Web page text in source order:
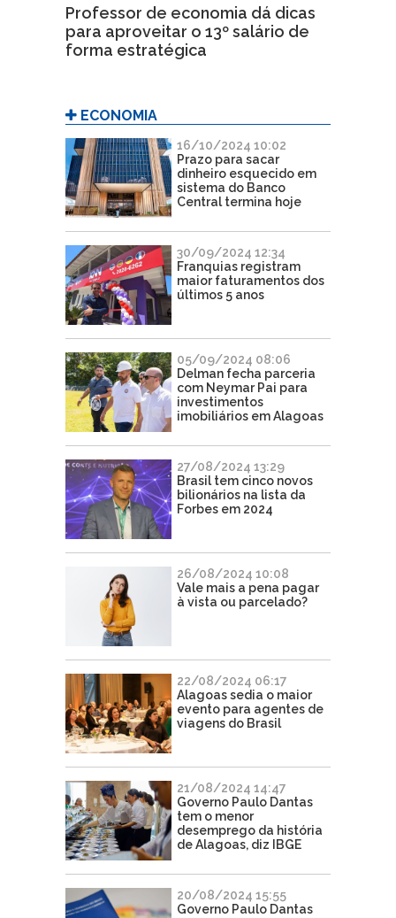
Professor de economia dá dicas
para aproveitar o 13º salário de
forma estratégica
ECONOMIA
16/10/2024 10:02
Prazo para sacar
dinheiro esquecido em
sistema do Banco
Central termina hoje
30/09/2024 12:34
Franquias registram
maior faturamentos dos
últimos 5 anos
05/09/2024 08:06
Delman fecha parceria
com Neymar Pai para
investimentos
imobiliários em Alagoas
27/08/2024 13:29
Brasil tem cinco novos
bilionários na lista da
Forbes em 2024
26/08/2024 10:08
Vale mais a pena pagar
à vista ou parcelado?
22/08/2024 06:17
Alagoas sedia o maior
evento para agentes de
viagens do Brasil
21/08/2024 14:47
Governo Paulo Dantas
tem o menor
desemprego da história
de Alagoas, diz IBGE
20/08/2024 15:55
Governo Paulo Dantas